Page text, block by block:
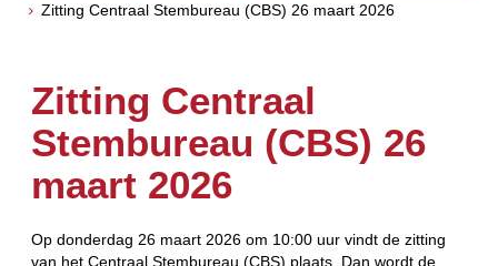
Zitting Centraal Stembureau (CBS) 26 maart 2026
Zitting Centraal
Stembureau (CBS) 26
maart 2026
Op donderdag 26 maart 2026 om 10:00 uur vindt de zitting
van het Centraal Stembureau (CBS) plaats. Dan wordt de